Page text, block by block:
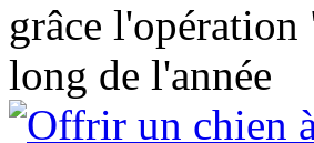
grâce
long de l'année